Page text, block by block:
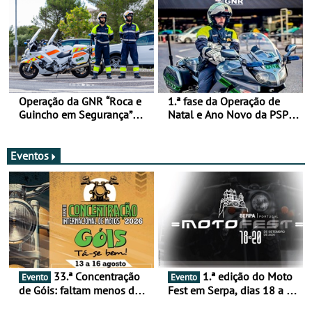
Operação da GNR “Roca e
Guincho em Segurança”
1.ª fase da Operação de
Natal e Ano Novo da PSP e
Eventos
Evento
de Góis: faltam menos de
Evento
Fest em Serpa, dias 18 a 20